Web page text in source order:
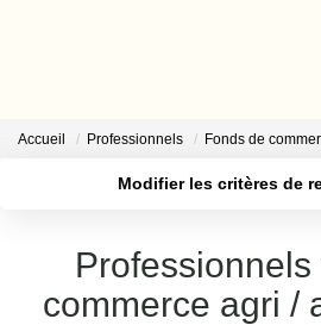
NOS
Accueil Professionnels Fonds de
Modifier les critères de
Type de bien
commerce agri /